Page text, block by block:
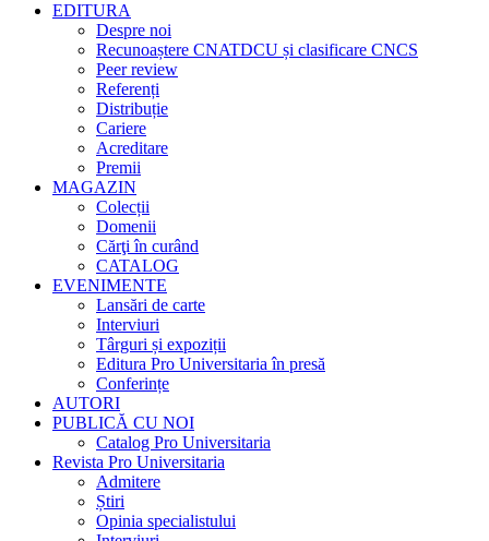
EDITURA
Despre noi
Recunoaștere CNATDCU și clasificare CNCS
Peer review
Referenți
Distribuție
Cariere
Acreditare
Premii
MAGAZIN
Colecții
Domenii
Cărţi în curând
CATALOG
EVENIMENTE
Lansări de carte
Interviuri
Târguri și expoziții
Editura Pro Universitaria în presă
Conferințe
AUTORI
PUBLICĂ CU NOI
Catalog Pro Universitaria
Revista Pro Universitaria
Admitere
Știri
Opinia specialistului